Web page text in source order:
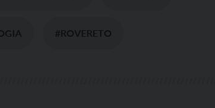
#ROVERETO